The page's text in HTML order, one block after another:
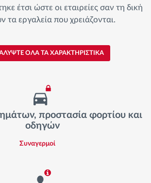
έτσι ώστε οι εταιρείες σαν τη δική
τα εργαλεία που χρειάζονται.
ΟΛΑ ΤΑ ΧΑΡΑΚΤΗΡΙΣΤΙΚΑ
προστασία φορτίου και
οδηγών
Συναγερμοί